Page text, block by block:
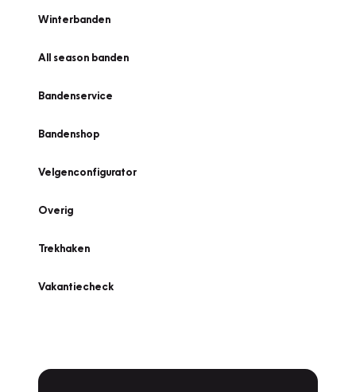
Winterbanden
All season banden
Bandenservice
Bandenshop
Velgenconfigurator
Overig
Trekhaken
Vakantiecheck